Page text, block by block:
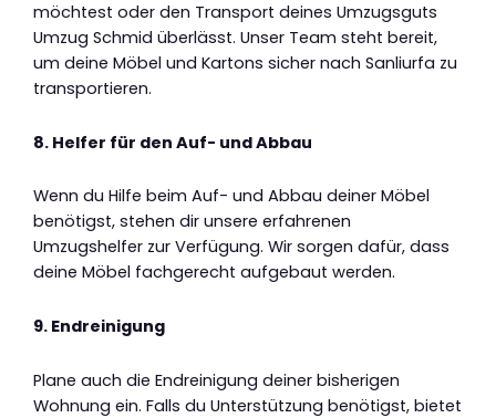
möchtest oder den Transport deines Umzugsguts
Umzug Schmid überlässt. Unser Team steht bereit,
um deine Möbel und Kartons sicher nach Sanliurfa zu
transportieren.
8. Helfer für den Auf- und Abbau
Wenn du Hilfe beim Auf- und Abbau deiner Möbel
benötigst, stehen dir unsere erfahrenen
Umzugshelfer zur Verfügung. Wir sorgen dafür, dass
deine Möbel fachgerecht aufgebaut werden.
9. Endreinigung
Plane auch die Endreinigung deiner bisherigen
Wohnung ein. Falls du Unterstützung benötigst, bietet